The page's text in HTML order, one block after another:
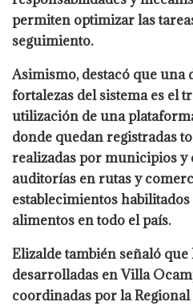
permiten optimizar las
seguimiento.
Asimismo, destacó que una
fortalezas del sistema es el
utilización de una
donde quedan registradas
realizadas por municipios y
auditorías en rutas y
establecimientos
alimentos en todo el país.
Elizalde también señaló que
desarrolladas en Villa
coordinadas por la